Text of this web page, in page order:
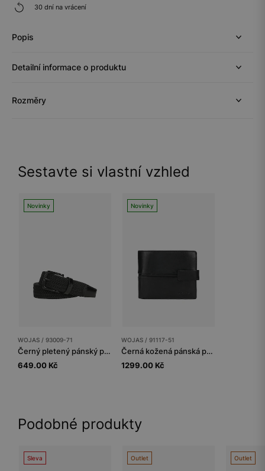
30 dní na vrácení
Popis
Detailní informace o produktu
Rozměry
Sestavte si vlastní vzhled
Novinky
WOJAS / 93009-71
Černý pletený pánský pásek s koženými prvky
649.00 Kč
Novinky
WOJAS / 91117-51
Černá kožená pánská peněženka se zapínáním na cvočky
1299.00 Kč
Podobné produkty
Sleva Outlet Outlet